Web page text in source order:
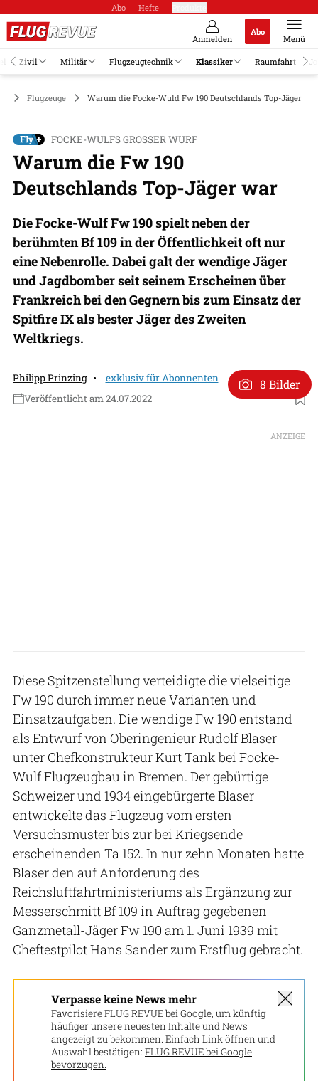
Abo Hefte
Anmelden
Abo
Menü
Zivil Militär Flugzeugtechnik Klassiker Raumfahrt
Flugzeuge Warum die Focke-Wuld Fw 190 Deutschlands Top-Jäger war
FOCKE-WULFS GROSSER WURF
Warum die Fw 190
Deutschlands Top-Jäger war
Die Focke-Wulf Fw 190 spielt neben der
berühmten Bf 109 in der Öffentlichkeit oft nur
eine Nebenrolle. Dabei galt der wendige Jäger
und Jagdbomber seit seinem Erscheinen über
Frankreich bei den Gegnern bis zum Einsatz der
Spitfire IX als bester Jäger des Zweiten
Weltkriegs.
Philipp Prinzing
exklusiv für Abonnenten
Veröffentlicht am 24.07.2022
Foto: KL-Dokumentation
8 Bilder
ANZEIGE
Diese Spitzenstellung verteidigte die vielseitige
Fw 190 durch immer neue Varianten und
Einsatzaufgaben. Die wendige Fw 190 entstand
als Entwurf von Oberingenieur Rudolf Blaser
unter Chefkonstrukteur Kurt Tank bei Focke-
Wulf Flugzeugbau in Bremen. Der gebürtige
Schweizer und 1934 eingebürgerte Blaser
entwickelte das Flugzeug vom ersten
Versuchsmuster bis zur bei Kriegsende
erscheinenden Ta 152. In nur zehn Monaten hatte
Blaser den auf Anforderung des
Reichsluftfahrtministeriums als Ergänzung zur
Messerschmitt Bf 109 in Auftrag gegebenen
Ganzmetall-Jäger Fw 190 am 1. Juni 1939 mit
Cheftestpilot Hans Sander zum Erstflug gebracht.
Verpasse keine News mehr
Favorisiere FLUG REVUE bei Google, um künftig
häufiger unsere neuesten Inhalte und News
angezeigt zu bekommen. Einfach Link öffnen und
Auswahl bestätigen: FLUG REVUE bei Google
bevorzugen.